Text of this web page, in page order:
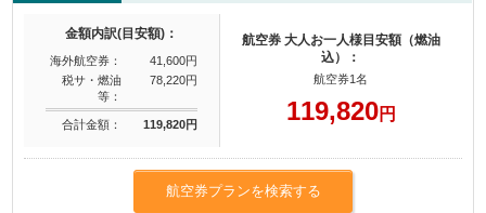
金額内訳(目安額)：
海外航空券：
41,600円
税サ・燃油
等：
78,220円
合計金額： 119,820円
航空券 大人お一人様目安額（燃油
込）：
航空券1名
119,820円
航空券プランを検索する